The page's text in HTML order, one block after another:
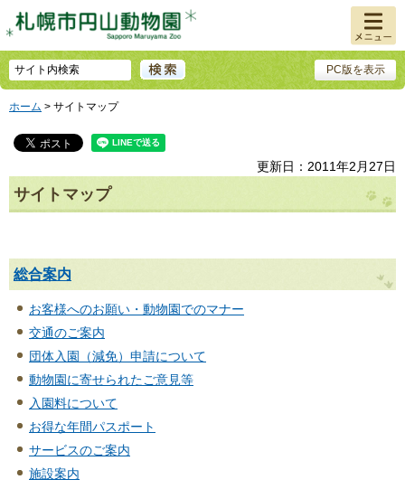
PC版を表示
メニュ
ー
ホーム > サイトマップ
更新日：2011年2月27日
サイトマップ
総合案内
お客様へのお願い・動物園でのマナー
交通のご案内
団体入園（減免）申請について
動物園に寄せられたご意見等
入園料について
お得な年間パスポート
サービスのご案内
施設案内